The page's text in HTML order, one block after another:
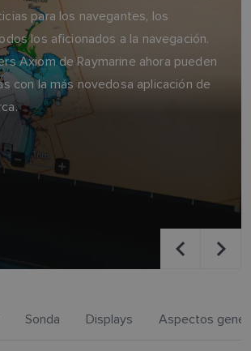
para los navegantes, los
los aficionados a la navegación.
Axiom de Raymarine ahora pueden
con la más novedosa aplicación de
Sonda Displays Aspectos